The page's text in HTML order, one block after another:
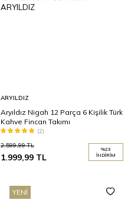
ARYILDIZ
Aryıldız Nigah 12 Parça 6 Kişilik Türk
Kahve Fincan Takımı
(2)
2.599,99TL
1.999,99 TL
%23
İNDIRIM
YENI